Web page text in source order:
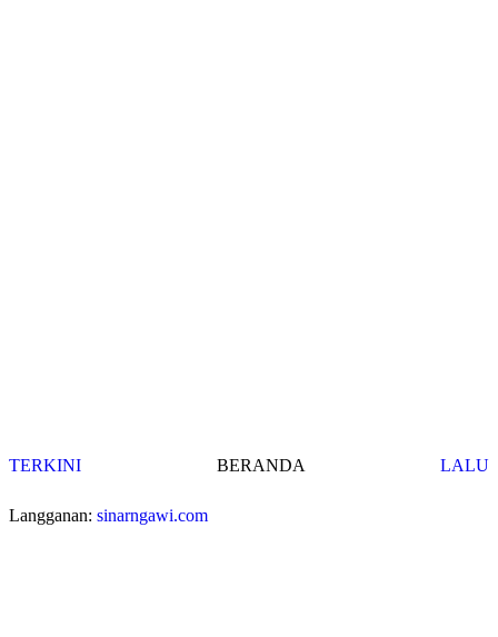
TERKINI LALU
BERANDA
Langganan: sinarngawi.com